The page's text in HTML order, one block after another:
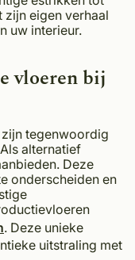
eigen verhaal
uw interieur.
vloeren bij
tegenwoordig
alternatief
Deze
onderscheiden en
. Deze unieke
uitstraling met